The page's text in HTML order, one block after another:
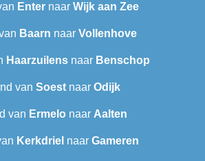
Enternaar Wijk aan Zee
Baarn naar Vollenhove
Haarzuilensnaar Benschop
van Soestnaar Odijk
van Ermelo naar Aalten
Kerkdriel naar Gameren